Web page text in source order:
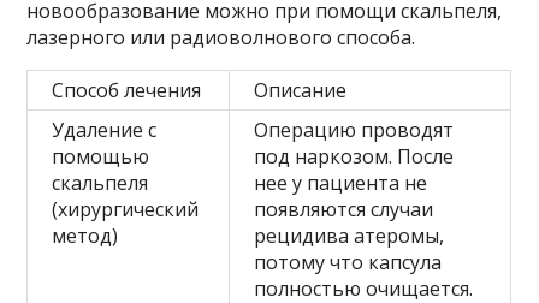
новообразование можно при помощи скальпеля,
лазерного или радиоволнового способа.
Способ лечения
Описание
Удаление с
помощью
скальпеля
(хирургический
метод)
Операцию проводят
под наркозом. После
нее у пациента не
появляются случаи
рецидива атеромы,
потому что капсула
полностью очищается.